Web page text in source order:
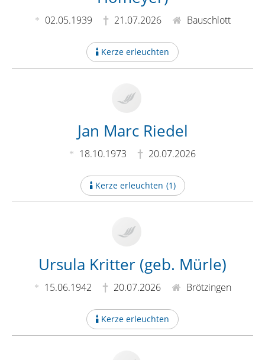
02.05.1939 21.07.2026 Bauschlott
Kerze erleuchten
Jan Marc Riedel
18.10.1973 20.07.2026
Kerze erleuchten (1)
Ursula Kritter (geb. Mürle)
15.06.1942 20.07.2026 Brötzingen
Kerze erleuchten